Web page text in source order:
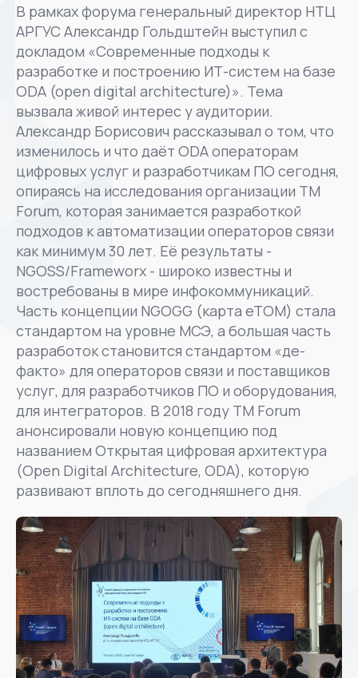
В рамках форума генеральный директор НТЦ
АРГУС Александр Гольдштейн выступил с
докладом «Современные подходы к
разработке и построению ИТ-систем на базе
ODA (open digital architecture)». Тема
вызвала живой интерес у аудитории.
Александр Борисович рассказывал о том, что
изменилось и что даёт ODA операторам
цифровых услуг и разработчикам ПО сегодня,
опираясь на исследования организации TM
Forum, которая занимается разработкой
подходов к автоматизации операторов связи
как минимум 30 лет. Её результаты -
NGOSS/Frameworx - широко известны и
востребованы в мире инфокоммуникаций.
Часть концепции NGOGG (карта еТОМ) стала
стандартом на уровне МСЭ, а большая часть
разработок становится стандартом «де-
факто» для операторов связи и поставщиков
услуг, для разработчиков ПО и оборудования,
для интеграторов. В 2018 году TM Forum
анонсировали новую концепцию под
названием Открытая цифровая архитектура
(Open Digital Architecture, ODA), которую
развивают вплоть до сегодняшнего дня.